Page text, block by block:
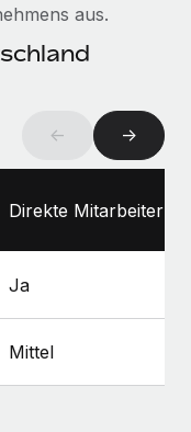
aus.
← →
Direkte
Ja
Mittel